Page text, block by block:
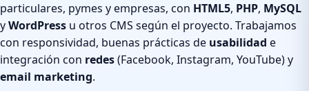
particulares, pymes y empresas, con HTML5, PHP, MySQL
yWordPress u otros CMS según el proyecto. Trabajamos
con responsividad, buenas prácticas de usabilidad e
integración con redes(Facebook, Instagram, YouTube) y
email marketing.